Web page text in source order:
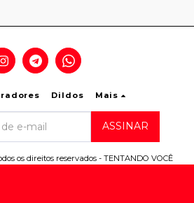
Dildos Mais
ASSINAR
os direitos reservados - TENTANDO VOCÊ